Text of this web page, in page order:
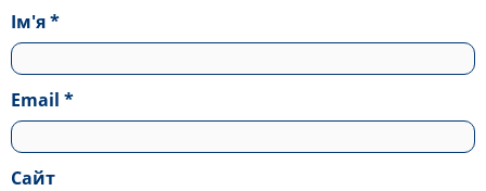
Ім'я*
Email *
Сайт